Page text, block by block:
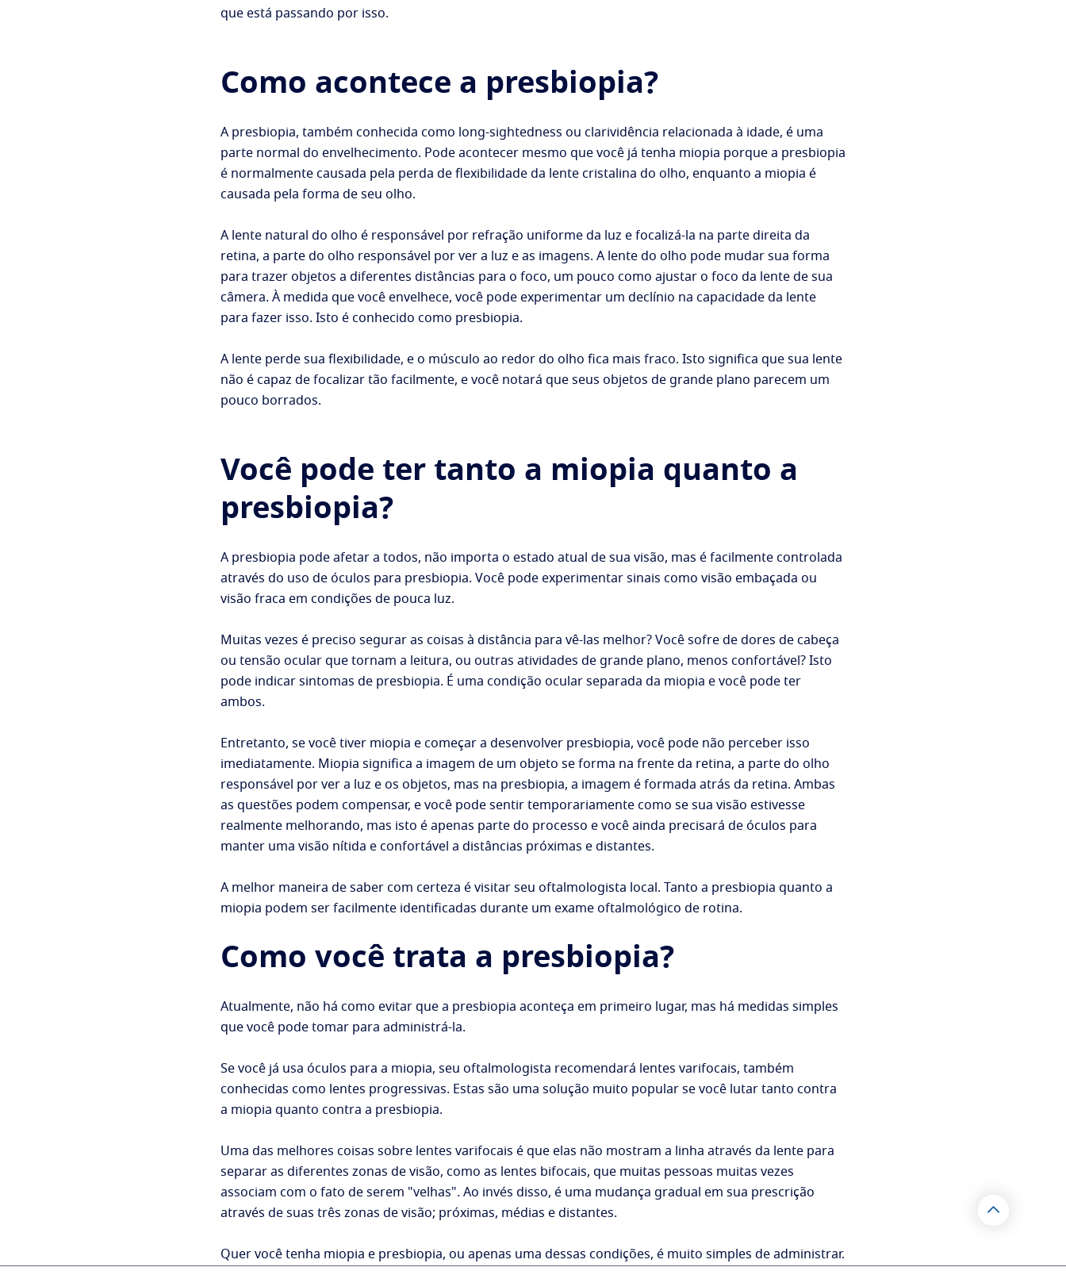
que está passando por isso.
Como acontece a presbiopia?
A presbiopia, também conhecida como long-sightedness ou clarividência relacionada à idade, é uma
parte normal do envelhecimento. Pode acontecer mesmo que você já tenha miopia porque a presbiopia
é normalmente causada pela perda de flexibilidade da lente cristalina do olho, enquanto a miopia é
causada pela forma de seu olho.
A lente natural do olho é responsável por refração uniforme da luz e focalizá-la na parte direita da
retina, a parte do olho responsável por ver a luz e as imagens. A lente do olho pode mudar sua forma
para trazer objetos a diferentes distâncias para o foco, um pouco como ajustar o foco da lente de sua
câmera. À medida que você envelhece, você pode experimentar um declínio na capacidade da lente
para fazer isso. Isto é conhecido como presbiopia.
A lente perde sua flexibilidade, e o músculo ao redor do olho fica mais fraco. Isto significa que sua lente
não é capaz de focalizar tão facilmente, e você notará que seus objetos de grande plano parecem um
pouco borrados.
Você pode ter tanto a miopia quanto a
presbiopia?
A presbiopia pode afetar a todos, não importa o estado atual de sua visão, mas é facilmente controlada
através do uso de óculos para presbiopia. Você pode experimentar sinais como visão embaçada ou
visão fraca em condições de pouca luz.
Muitas vezes é preciso segurar as coisas à distância para vê-las melhor? Você sofre de dores de cabeça
ou tensão ocular que tornam a leitura, ou outras atividades de grande plano, menos confortável? Isto
pode indicar sintomas de presbiopia. É uma condição ocular separada da miopia e você pode ter
ambos.
Entretanto, se você tiver miopia e começar a desenvolver presbiopia, você pode não perceber isso
imediatamente. Miopia significa a imagem de um objeto se forma na frente da retina, a parte do olho
responsável por ver a luz e os objetos, mas na presbiopia, a imagem é formada atrás da retina. Ambas
as questões podem compensar, e você pode sentir temporariamente como se sua visão estivesse
realmente melhorando, mas isto é apenas parte do processo e você ainda precisará de óculos para
manter uma visão nítida e confortável a distâncias próximas e distantes.
A melhor maneira de saber com certeza é visitar seu oftalmologista local. Tanto a presbiopia quanto a
miopia podem ser facilmente identificadas durante um exame oftalmológico de rotina.
Como você trata a presbiopia?
Atualmente, não há como evitar que a presbiopia aconteça em primeiro lugar, mas há medidas simples
que você pode tomar para administrá-la.
Se você já usa óculos para a miopia, seu oftalmologista recomendará lentes varifocais, também
conhecidas como lentes progressivas. Estas são uma solução muito popular se você lutar tanto contra
a miopia quanto contra a presbiopia.
Uma das melhores coisas sobre lentes varifocais é que elas não mostram a linha através da lente para
separar as diferentes zonas de visão, como as lentes bifocais, que muitas pessoas muitas vezes
associam com o fato de serem "velhas". Ao invés disso, é uma mudança gradual em sua prescrição
através de suas três zonas de visão; próximas, médias e distantes.
Quer você tenha miopia e presbiopia, ou apenas uma dessas condições, é muito simples de administrar.